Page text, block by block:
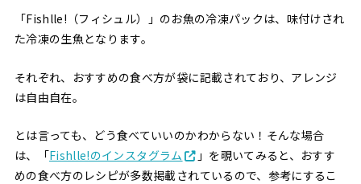
「Fishlle!（フィシュル）」のお魚の冷凍パックは、味付けされ
た冷凍の生魚となります。
それぞれ、おすすめの食べ方が袋に記載されており、アレンジ
は自由自在。
とは言っても、どう食べていいのかわからない！そんな場合
は、「Fishlle!のインスタグラム
」を覗いてみると、おすす
めの食べ方のレシピが多数掲載されているので、参考にするこ